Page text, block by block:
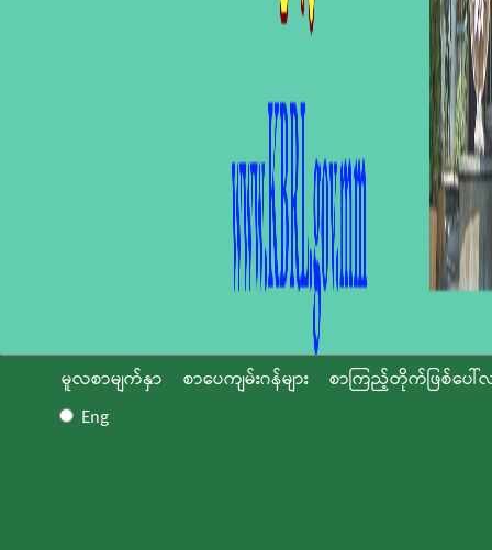
မူလစာမျက်နှာ စာပေကျမ်းဂန်များ
စာကြည့်တိုက်ဖြစ်ပေါ်
Eng